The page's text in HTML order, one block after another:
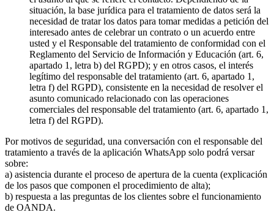
situación, la base jurídica para el tratamiento de datos será la
necesidad de tratar los datos para tomar medidas a petición del
interesado antes de celebrar un contrato o un acuerdo entre
usted y el Responsable del tratamiento de conformidad con el
Reglamento del Servicio de Información y Educación (art. 6,
apartado 1, letra b) del RGPD); y en otros casos, el interés
legítimo del responsable del tratamiento (art. 6, apartado 1,
letra f) del RGPD), consistente en la necesidad de resolver el
asunto comunicado relacionado con las operaciones
comerciales del responsable del tratamiento (art. 6, apartado 1,
letra f) del RGPD).
Por motivos de seguridad, una conversación con el responsable del
tratamiento a través de la aplicación WhatsApp solo podrá versar
sobre:
a) asistencia durante el proceso de apertura de la cuenta (explicación
de los pasos que componen el procedimiento de alta);
b) respuesta a las preguntas de los clientes sobre el funcionamiento
de OANDA.